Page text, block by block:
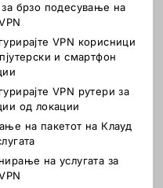
брзо подесување на
VPN корисници
и смартфон
VPN рутери за
од локации
на пакетот на Клауд
на услугата за